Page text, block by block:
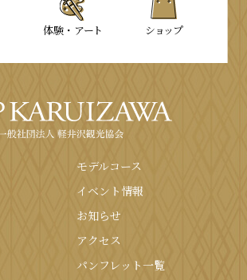
体験・ アート ショップ
モデルコース
イベント情報
お知らせ
アクセス
パンフレット⼀覧